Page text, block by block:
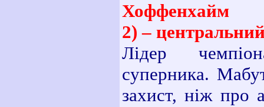
2) –
Лідер
суперника.
захист, ніж про